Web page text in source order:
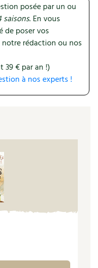
posée par un ou
saisons. En vous
de poser vos
rédaction ou nos
39 € par an !)
à nos experts !